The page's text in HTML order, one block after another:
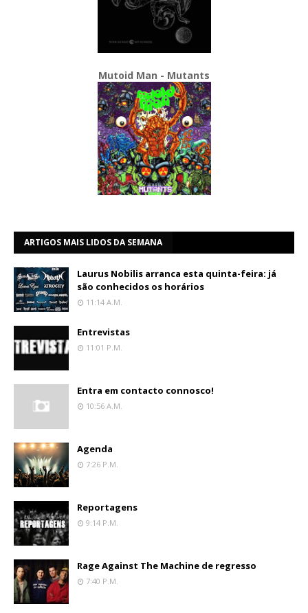
Mutoid Man - Mutants
ARTIGOS MAIS LIDOS DA SEMANA
Laurus Nobilis arranca esta quinta-feira: já
são conhecidos os horários
11:14 A.m.
Entrevistas
11:01 P.m.
Entra em contacto connosco!
10:56 A.m.
Agenda
7:26 P.m.
Reportagens
9:14 P.m.
Rage Against The Machine de regresso
7:40 P.m.